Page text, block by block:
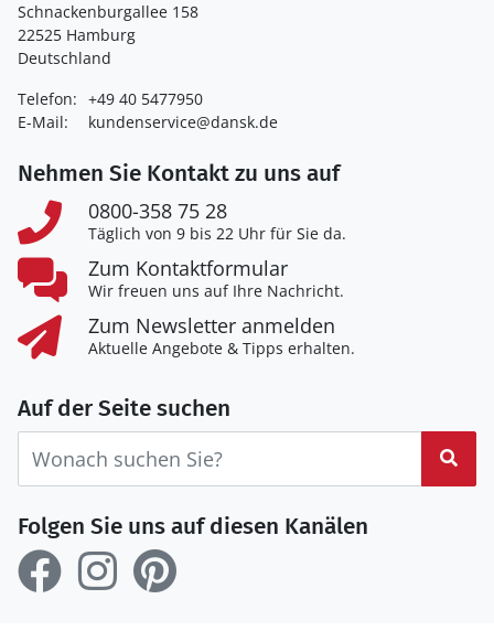
Schnackenburgallee 158
22525 Hamburg
Deutschland
Telefon: +49 40 5477950
E-Mail:
kundenservice@dansk.de
Nehmen Sie Kontakt zu uns auf
0800-358 75 28
Täglich von 9 bis 22 Uhr für Sie da.
Zum Kontaktformular
Wir freuen uns auf Ihre Nachricht.
Zum Newsletter anmelden
Aktuelle Angebote & Tipps erhalten.
Auf der Seite suchen
Folgen Sie uns auf diesen Kanälen